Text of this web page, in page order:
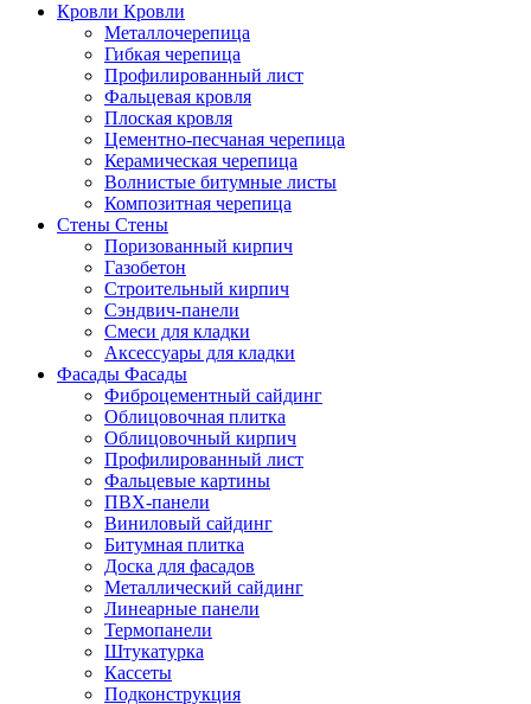
Кровли Кровли
Металлочерепица
Гибкая черепица
Профилированный лист
Фальцевая кровля
Плоская кровля
Цементно-песчаная черепица
Керамическая черепица
Волнистые битумные листы
Композитная черепица
Стены Стены
Поризованный кирпич
Газобетон
Строительный кирпич
Сэндвич-панели
Смеси для кладки
Аксессуары для кладки
Фасады Фасады
Фиброцементный сайдинг
Облицовочная плитка
Облицовочный кирпич
Профилированный лист
Фальцевые картины
ПВХ-панели
Виниловый сайдинг
Битумная плитка
Доска для фасадов
Металлический сайдинг
Линеарные панели
Термопанели
Штукатурка
Кассеты
Подконструкция